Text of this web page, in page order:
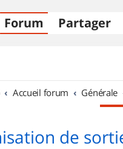
Forum Partager
Accueil forum Générale
de